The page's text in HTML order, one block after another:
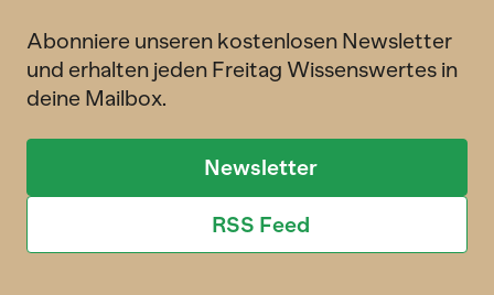
Abonniere unseren kostenlosen Newsletter
und erhalten jeden Freitag Wissenswertes in
deine Mailbox.
Newsletter
RSS Feed